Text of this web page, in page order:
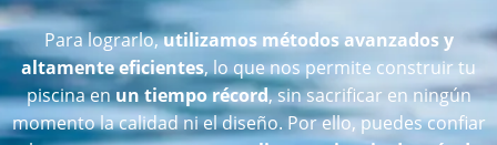
Para lograrlo,utilizamos métodos avanzados y
altamente eficientes, lo que nos permite construir tu
piscina en un tiempo récord, sin sacrificar en ningún
momento la calidad ni el diseño. Por ello, puedes confiar